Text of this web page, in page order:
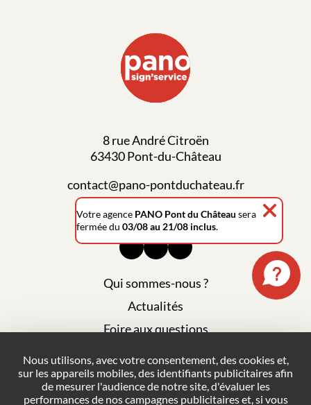
8 rue André Citroën
63430 Pont-du-Château
contact@pano-pontduchateau.fr
04 73 83 10 31
Qui sommes-nous ?
Actualités
Foire aux questions
Plan du site
Politique de confidentialité
Votre agence PANO Pont du Château sera
fermée du 03/08 au 21/08 inclus.
Nous utilisons, avec votre consentement, des cookies et,
sur les appareils mobiles, des identifiants publicitaires afin
de mesurer l'audience de notre site, d'évaluer les
performances de nos campagnes publicitaires et, si vous